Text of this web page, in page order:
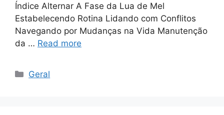
Índice Alternar A Fase da Lua de Mel
Estabelecendo Rotina Lidando com Conflitos
Navegando por Mudanças na Vida Manutenção
da … Read more
Categories
Geral